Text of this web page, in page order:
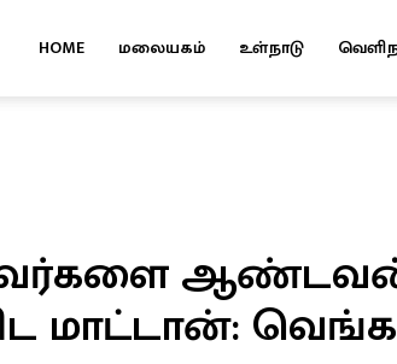
HOME மலையகம் உள்நாடு
ஆண்டவன்
மாட்டான்: வெங்கட்